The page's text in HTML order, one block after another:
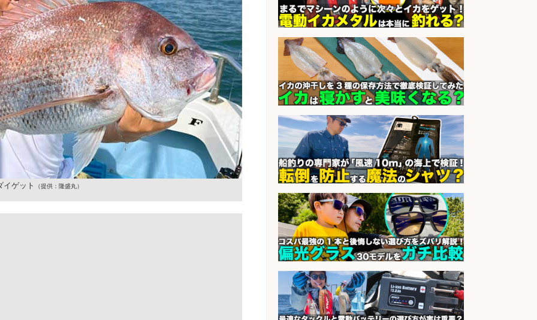
イゲット （提供：隆盛丸）
コンビニ/広島県/調理なし・軽作業
スタート お魚のパック詰め 品出し/
週4日から勤務OK/希望休が取得で
きる
会社名 株式会社ホットスタッフ五日市
sponsored by 求人ボックス
釣り具などの出荷作業～～/工場/製
造
会社名 UTグループ株式会社
sponsored by 求人ボックス
魚をさばける方必見「鮮魚部門スタ
ッフ」/3つの働き方が選べる
会社名 株式会社旬
さらに求人情報を見る